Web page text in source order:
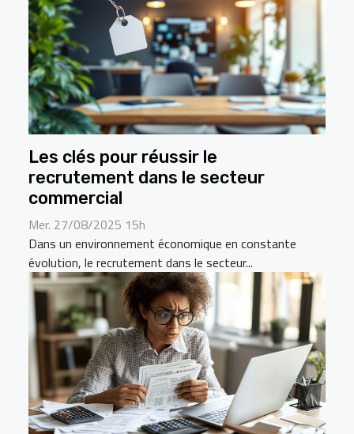
Les clés pour réussir le
recrutement dans le secteur
commercial
Mer. 27/08/2025 15h
Dans un environnement économique en constante
évolution, le recrutement dans le secteur...